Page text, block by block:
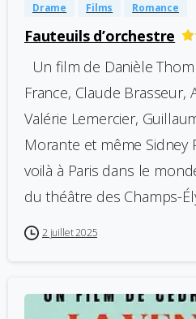
Drame Films Romance
Fauteuils d’orchestre
Un film de Danièle
France, Claude
Valérie Lemercier,
Morante et même Sidney
voilà à Paris dans le
du théâtre des Champs-
2 juillet 2025